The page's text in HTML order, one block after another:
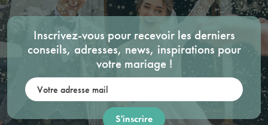
Inscrivez-vous pour recevoir les derniers
conseils, adresses, news, inspirations pour
votre mariage !